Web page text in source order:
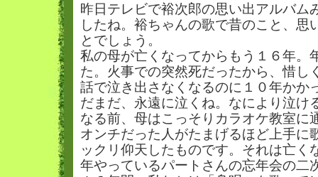
昨日テレビで裕次郎の思い出アルバム
したね。裕ちゃんの歌で昔のこと、思
とでしょう。
私の母が亡くなってからもう１６年。
た。火事での突然死だったから、惜し
話で泣き出さなくなるのに１０年かか
だまだ、永遠に泣くね。なにより泣け
なる前、母はこっそりカラオケ教室に
オンチだった人がたまげるほど上手に
ックリ仰天したものです。それは亡く
年やっているパートさんの忘年会の二